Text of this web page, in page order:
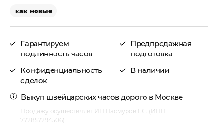
как новые
Гарантируем
подлинность часов
Конфиденциальность
сделок
Предпродажная
подготовка
В наличии
Выкуп швейцарских часовдорого в Москве
Продажу осуществляет ИП Пасмуров Г.С. (ИНН
772857294506)